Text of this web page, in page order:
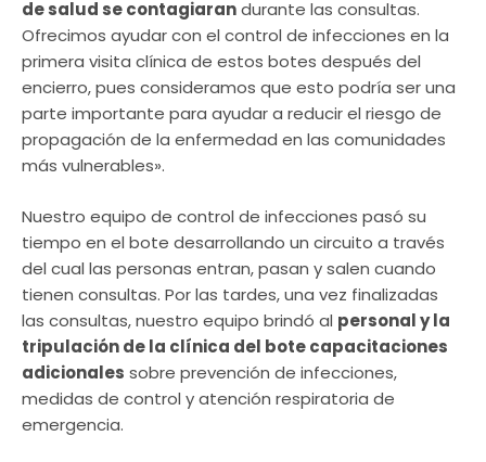
de salud se contagiarandurante las consultas.
Ofrecimos ayudar con el control de infecciones en la
primera visita clínica de estos botes después del
encierro, pues consideramos que esto podría ser una
parte importante para ayudar a reducir el riesgo de
propagación de la enfermedad en las comunidades
más vulnerables».
Nuestro equipo de control de infecciones pasó su
tiempo en el bote desarrollando un circuito a través
del cual las personas entran, pasan y salen cuando
tienen consultas. Por las tardes, una vez finalizadas
las consultas, nuestro equipo brindó al personal y la
tripulación de la clínica del bote capacitaciones
adicionales sobre prevención de infecciones,
medidas de control y atención respiratoria de
emergencia.